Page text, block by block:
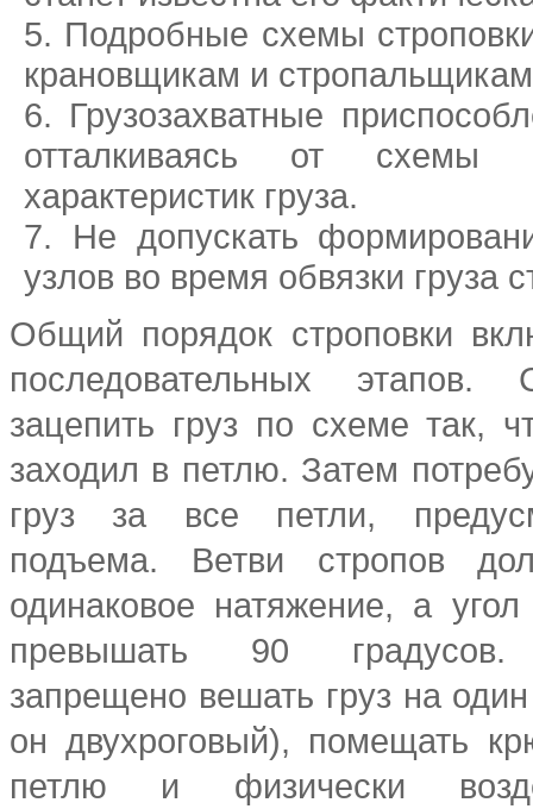
Подробные схемы
крановщикам и
Грузозахватные
отталкиваясь от схемы
характеристик груза.
Не допускать
узлов во время обвязки груза
Общий порядок строповки
последовательных этапов.
зацепить груз по схеме так,
заходил в петлю. Затем
груз за все петли,
подъема. Ветви стропов
одинаковое натяжение, а
превышать 90 градусов.
запрещено вешать груз на
он двухроговый), помещать
петлю и физически